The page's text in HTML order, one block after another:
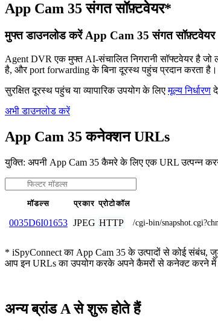
App Cam 35 संगत सॉफ़्टवेयर*
मुफ्त डाउनलोड करें App Cam 35 संगत सॉफ़्टवेयर
Agent DVR एक मुफ्त AI-संचालित निगरानी सॉफ्टवेयर है जो
है, और port forwarding के बिना दूरस्थ पहुंच प्रदान करता
सुरक्षित दूरस्थ पहुंच या व्यापारिक उपयोग के लिएमूल्य निर्धारण
अभी डाउनलोड करें
App Cam 35 कनेक्शन URLs
युक्ति: अपनी App Cam 35 कैमरे के लिए एक URL उत्पन्न
मॉडल्स प्रकार प्रोटोकॉल
0035D6I01653 JPEG HTTP /cgi-bin/
* iSpyConnect का App Cam 35 के उत्पादों से कोई संबंध,
आप इन URLs का उपयोग करके अपने कैमरों से कनेक्ट करने में
अन्य ब्रांड A से शुरू होते हैं